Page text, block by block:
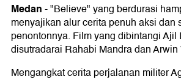
Medan-"Believe" yang berdurasi
menyajikan alur cerita penuh aksi dan
penontonnya. Film yang dibintangi Ajil
disutradarai Rahabi Mandra dan Arwin
Mengangkat cerita perjalanan militer